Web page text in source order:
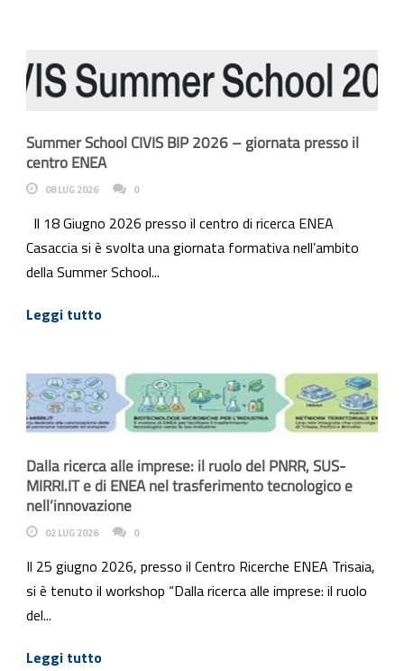
Summer School CIVIS BIP 2026 – giornata presso il
centro ENEA
08 LUG 2026 0
Il 18 Giugno 2026 presso il centro di ricerca ENEA
Casaccia si è svolta una giornata formativa nell’ambito
della Summer School...
Leggi tutto
Dalla ricerca alle imprese: il ruolo del PNRR, SUS-
MIRRI.IT e di ENEA nel trasferimento tecnologico e
nell’innovazione
02 LUG 2026 0
Il 25 giugno 2026, presso il Centro Ricerche ENEA Trisaia,
si è tenuto il workshop “Dalla ricerca alle imprese: il ruolo
del...
Leggi tutto